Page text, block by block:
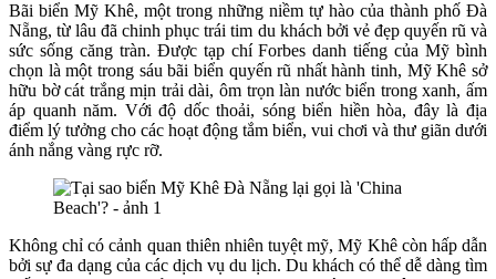
Bãi biển Mỹ Khê, một trong những niềm tự hào của thành phố Đà
Nẵng, từ lâu đã chinh phục trái tim du khách bởi vẻ đẹp quyến rũ và
sức sống căng tràn. Được tạp chí Forbes danh tiếng của Mỹ bình
chọn là một trong sáu bãi biển quyến rũ nhất hành tinh, Mỹ Khê sở
hữu bờ cát trắng mịn trải dài, ôm trọn làn nước biển trong xanh, ấm
áp quanh năm. Với độ dốc thoải, sóng biển hiền hòa, đây là địa
điểm lý tưởng cho các hoạt động tắm biển, vui chơi và thư giãn dưới
ánh nắng vàng rực rỡ.
Không chỉ có cảnh quan thiên nhiên tuyệt mỹ, Mỹ Khê còn hấp dẫn
bởi sự đa dạng của các dịch vụ du lịch. Du khách có thể dễ dàng tìm